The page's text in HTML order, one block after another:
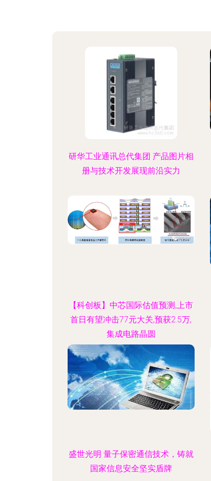
研华工业通讯总代集团 产品图片相
册与技术开发展现前沿实力
【科创板】中芯国际估值预测,上市
首日有望冲击77元大关,预获2.5万,
集成电路晶圆
盛世光明 量子保密通信技术，铸就
国家信息安全坚实盾牌